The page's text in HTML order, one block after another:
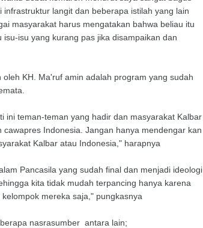
langit dan beberapa istilah yang lain
masyarakat harus mengatakan bahwa beliau itu
isu yang kurang pas jika disampaikan dan
KH. Ma'ruf amin adalah program yang sudah
ini teman-teman yang hadir dan masyarakat Kalbar
Indonesia. Jangan hanya mendengar kan
Kalbar atau Indonesia," harapnya
Pancasila yang sudah final dan menjadi ideologi
kita tidak mudah terpancing hanya karena
mereka saja," pungkasnya
nasrasumber antara lain;